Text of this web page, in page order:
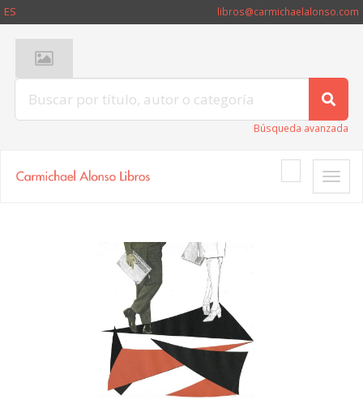
ES libros@carmichaelalonso.com
Búsqueda avanzada
Toggle